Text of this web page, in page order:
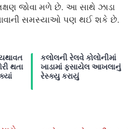
જોવા મળે છે. આ સાથે ઝાડા
સમસ્યાઓ પણ થઈ શકે છે.
થતા
કલોલની રેલવે કોલોનીમાં
ખાડામાં ફસાયેલ આખલાનું
રેસ્ક્યુ કરાયું